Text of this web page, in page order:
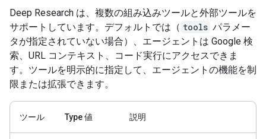
Deep Research は、複数の組み込みツールと外部ツールを
サポートしています。デフォルトでは（ tools パラメー
タが指定されていない場合）、エージェントは Google 検
索、URL コンテキスト、コード実行にアクセスできま
す。ツールを明示的に指定して、エージェントの機能を制
限または拡張できます。
ツール Type 値 説明